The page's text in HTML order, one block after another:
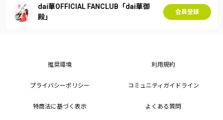
dai華OFFICIAL FANCLUB「dai華御
殿」
会員登録
推奨環境 利用規約
プライバシーポリシー コミュニティガイドライン
特商法に基づく表示 よくある質問